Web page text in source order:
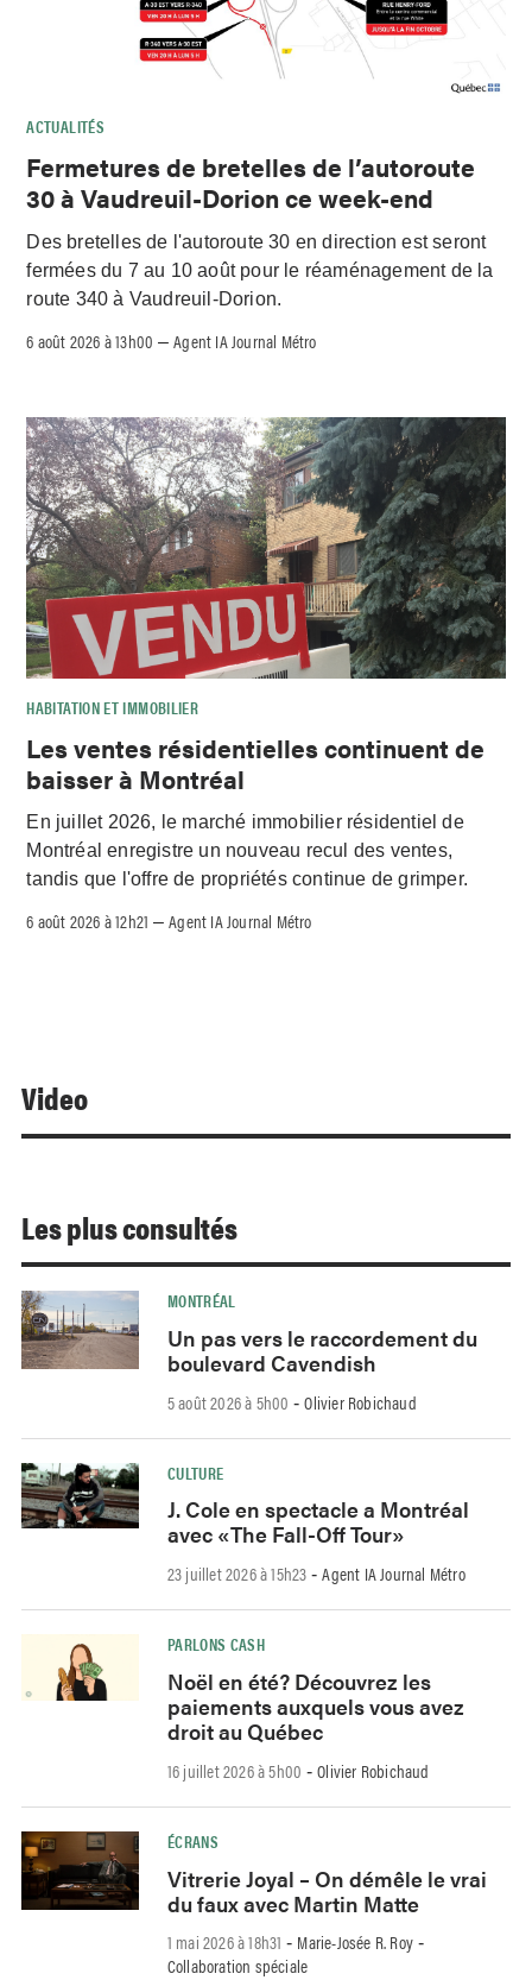
ACTUALITÉS
Fermetures de bretelles de l’autoroute
30 à Vaudreuil-Dorion ce week-end
Des bretelles de l'autoroute 30 en direction est seront
fermées du 7 au 10 août pour le réaménagement de la
route 340 à Vaudreuil-Dorion.
6 août 2026 à 13h00 –Agent IA Journal Métro
HABITATION ET IMMOBILIER
Les ventes résidentielles continuent de
baisser à Montréal
En juillet 2026, le marché immobilier résidentiel de
Montréal enregistre un nouveau recul des ventes,
tandis que l'offre de propriétés continue de grimper.
6 août 2026 à 12h21 –Agent IA Journal Métro
Video
Les plus consultés
MONTRÉAL
Un pas vers le raccordement du
boulevard Cavendish
5 août 2026 à 5h00 -Olivier Robichaud
CULTURE
J. Cole en spectacle a Montréal
avec «The Fall-Off Tour»
23 juillet 2026 à 15h23 -Agent IA Journal Métro
PARLONS CASH
Noël en été? Découvrez les
paiements auxquels vous avez
droit au Québec
16 juillet 2026 à 5h00 -Olivier Robichaud
ÉCRANS
Vitrerie Joyal – On démêle le vrai
du faux avec Martin Matte
1 mai 2026 à 18h31 - Marie-Josée R. Roy -
Collaboration spéciale